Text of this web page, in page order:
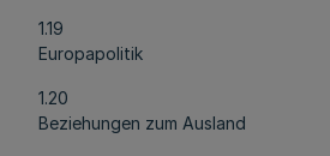
1.19
Europapolitik
1.20
Beziehungen zum Ausland